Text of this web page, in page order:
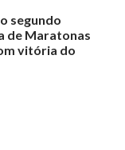
segundo
de Maratonas
vitória do